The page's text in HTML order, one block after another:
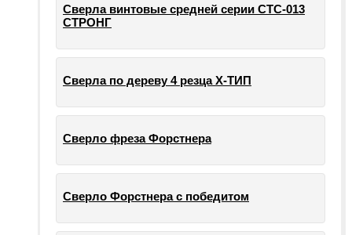
Сверла винтовые средней серии СТС-013
СТРОНГ
Сверла по дереву 4 резца Х-ТИП
Сверло фреза Форстнера
Сверло Форстнера с победитом